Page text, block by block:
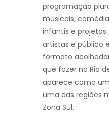
programação
musicais,
infantis e projetos
artistas e público
formato
que fazer no Rio
aparece como
uma das regiões
Zona Sul.